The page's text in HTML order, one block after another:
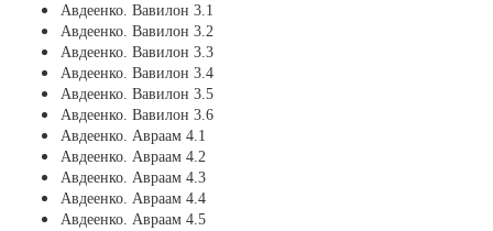
Авдеенко. Вавилон 3.1
Авдеенко. Вавилон 3.2
Авдеенко. Вавилон 3.3
Авдеенко. Вавилон 3.4
Авдеенко. Вавилон 3.5
Авдеенко. Вавилон 3.6
Авдеенко. Авраам 4.1
Авдеенко. Авраам 4.2
Авдеенко. Авраам 4.3
Авдеенко. Авраам 4.4
Авдеенко. Авраам 4.5